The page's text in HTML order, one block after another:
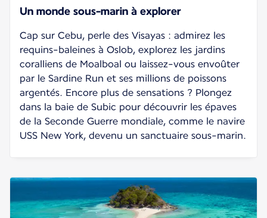
Un monde sous-marin à explorer
Cap sur Cebu, perle des Visayas : admirez les
requins-baleines à Oslob, explorez les jardins
coralliens de Moalboal ou laissez-vous envoûter
par le Sardine Run et ses millions de poissons
argentés. Encore plus de sensations ? Plongez
dans la baie de Subic pour découvrir les épaves
de la Seconde Guerre mondiale, comme le navire
USS New York, devenu un sanctuaire sous-marin.